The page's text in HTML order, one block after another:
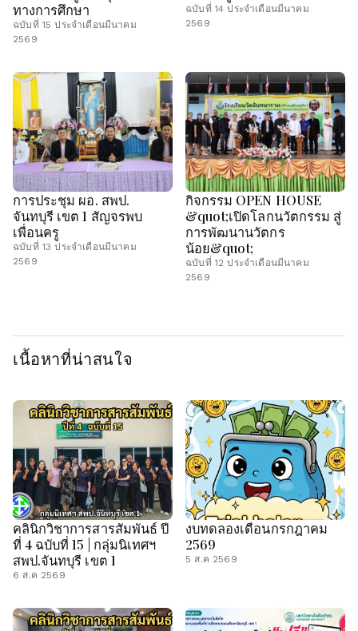
ทางการศึกษา
ฉบับที่ 15 ประจำเดือนมีนาคม
2569
ฉบับที่ 14 ประจำเดือนมีนาคม
2569
การประชุม ผอ. สพป.
จันทบุรี เขต 1 สัญจรพบ
เพื่อนครู
ฉบับที่ 13 ประจำเดือนมีนาคม
2569
กิจกรรม OPEN HOUSE
&quot;เปิดโลกนวัตกรรม สู่
การพัฒนานวัตกร
น้อย&quot;
ฉบับที่ 12 ประจำเดือนมีนาคม
2569
เนื้อหาที่น่าสนใจ
คลินิกวิชาการสารสัมพันธ์ ปี
ที่ 4 ฉบับที่ 15 | กลุ่มนิเทศฯ
สพป.จันทบุรี เขต 1
6 ส.ค 2569
งบทดลองเดือนกรกฎาคม
2569
5 ส.ค 2569